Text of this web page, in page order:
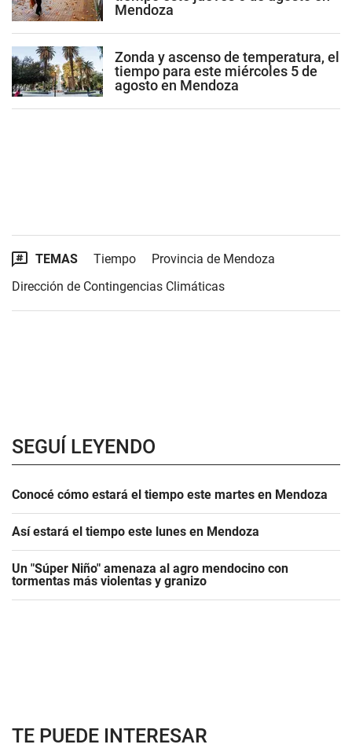
Mendoza
Zonda y ascenso de temperatura, el
tiempo para este miércoles 5 de
agosto en Mendoza
TEMAS Tiempo
Provincia de Mendoza
Dirección de Contingencias Climáticas
SEGUÍ LEYENDO
Conocé cómo estará el tiempo este martes en Mendoza
Así estará el tiempo este lunes en Mendoza
Un "Súper Niño" amenaza al agro mendocino con
tormentas más violentas y granizo
TE PUEDE INTERESAR